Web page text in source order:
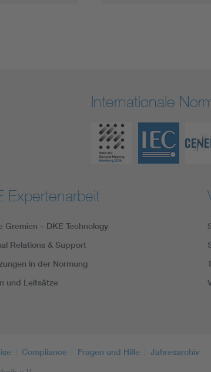
Internationale
Expertenarbeit
Gremien – DKE Technology
Relations & Support
in der Normung
und Leitsätze
Compliance Fragen und Hilfe
Jahresarchiv